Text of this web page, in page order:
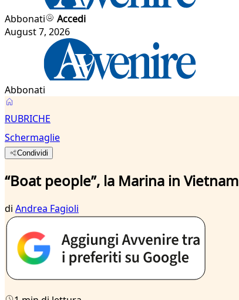
Abbonati
Accedi
August 7, 2026
Abbonati
RUBRICHE
Schermaglie
Condividi
“Boat people”, la Marina in Vietnam
di Andrea Fagioli